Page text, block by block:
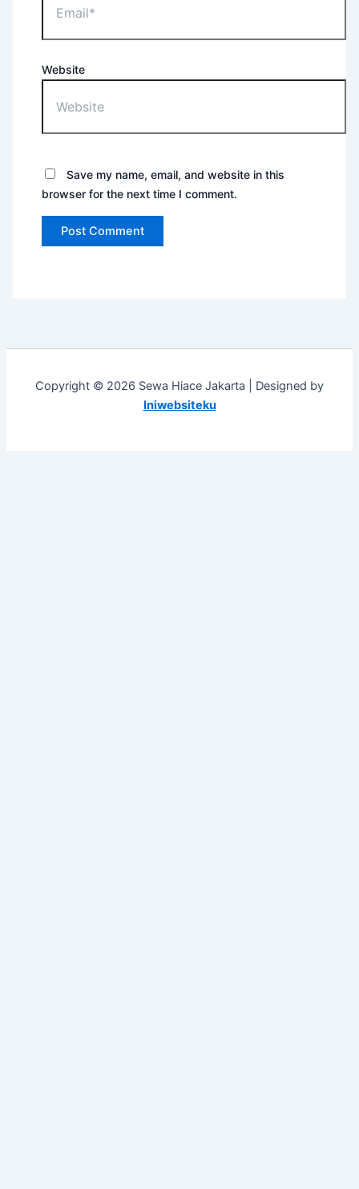
Website
Save my name, email, and website in this
browser for the next time I comment.
Copyright © 2026 Sewa Hiace Jakarta | Designed by
Iniwebsiteku